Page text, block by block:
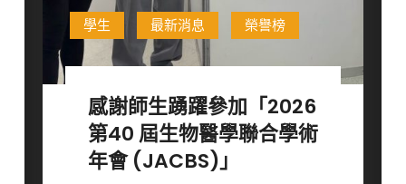
秀
獎
獲
獎
名
單
學生 最新消息 榮譽榜
感謝師生踴躍參加「2026
第40 屆生物醫學聯合學術
年會 (JACBS)」